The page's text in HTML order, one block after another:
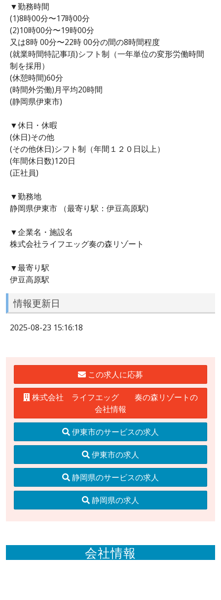
▼勤務時間
(1)8時00分〜17時00分
(2)10時00分〜19時00分
又は8時 00分〜22時 00分の間の8時間程度
(就業時間特記事項)シフト制（一年単位の変形労働時間
制を採用）
(休憩時間)60分
(時間外労働)月平均20時間
(静岡県伊東市)
▼休日・休暇
(休日)その他
(その他休日)シフト制（年間１２０日以上）
(年間休日数)120日
(正社員)
▼勤務地
静岡県伊東市 （最寄り駅：伊豆高原駅)
▼企業名・施設名
株式会社ライフエッグ奏の森リゾート
▼最寄り駅
伊豆高原駅
情報更新日
2025-08-23 15:16:18
この求人に応募
株式会社 ライフエッグ 奏の森リゾートの
会社情報
伊東市のサービスの求人
伊東市の求人
静岡県のサービスの求人
静岡県の求人
会社情報